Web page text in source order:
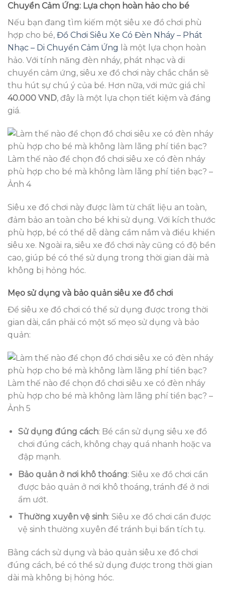
Chuyển Cảm Ứng: Lựa chọn hoàn hảo cho bé
Nếu bạn đang tìm kiếm một siêu xe đồ chơi phù
hợp cho bé, Đồ Chơi Siêu Xe Có Đèn Nháy – Phát
Nhạc – Di Chuyển Cảm Ứng
là một lựa chọn hoàn
hảo. Với tính năng đèn nháy, phát nhạc và di
chuyển cảm ứng, siêu xe đồ chơi này chắc chắn sẽ
thu hút sự chú ý của bé. Hơn nữa, với mức giá chỉ
40.000 VND, đây là một lựa chọn tiết kiệm và đáng
giá.
Làm thế nào để chọn đồ chơi siêu xe có đèn nháy
phù hợp cho bé mà không làm lãng phí tiền bạc? –
Ảnh 4
Siêu xe đồ chơi này được làm từ chất liệu an toàn,
đảm bảo an toàn cho bé khi sử dụng. Với kích thước
phù hợp, bé có thể dễ dàng cầm nắm và điều khiển
siêu xe. Ngoài ra, siêu xe đồ chơi này cũng có độ bền
cao, giúp bé có thể sử dụng trong thời gian dài mà
không bị hỏng hóc.
Mẹo sử dụng và bảo quản siêu xe đồ chơi
Để siêu xe đồ chơi có thể sử dụng được trong thời
gian dài, cần phải có một số mẹo sử dụng và bảo
quản:
Làm thế nào để chọn đồ chơi siêu xe có đèn nháy
phù hợp cho bé mà không làm lãng phí tiền bạc? –
Ảnh 5
Sử dụng đúng cách: Bé cần sử dụng siêu xe đồ
chơi đúng cách, không chạy quá nhanh hoặc va
đập mạnh.
Bảo quản ở nơi khô thoáng: Siêu xe đồ chơi cần
được bảo quản ở nơi khô thoáng, tránh để ở nơi
ẩm ướt.
Thường xuyên vệ sinh: Siêu xe đồ chơi cần được
vệ sinh thường xuyên để tránh bụi bẩn tích tụ.
Bằng cách sử dụng và bảo quản siêu xe đồ chơi
đúng cách, bé có thể sử dụng được trong thời gian
dài mà không bị hỏng hóc.